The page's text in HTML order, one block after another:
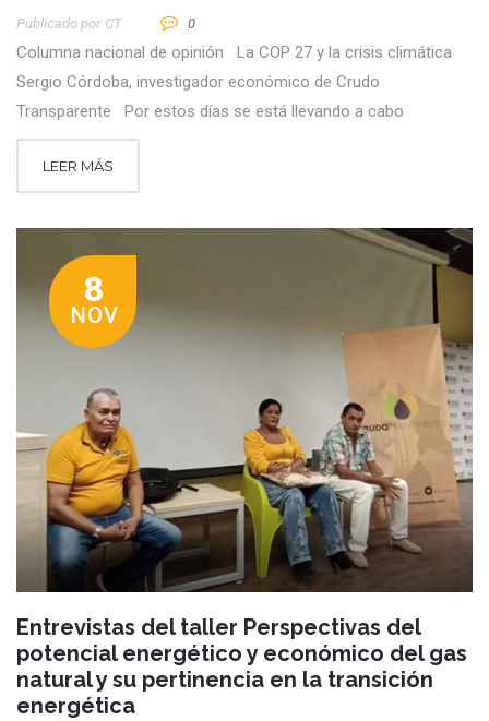
Publicado por CT 0
Columna nacional de opinión La COP 27 y la crisis climática
Sergio Córdoba, investigador económico de Crudo
Transparente Por estos días se está llevando a cabo
LEER MÁS
8
NOV
Entrevistas del taller Perspectivas del
potencial energético y económico del gas
natural y su pertinencia en la transición
energética